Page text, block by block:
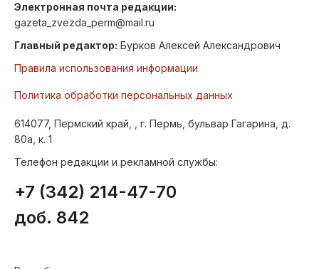
Электронная почта редакции:
gazeta_zvezda_perm@mail.ru
Главный редактор: Бурков Алексей Александрович
Правила использования информации
Политика обработки персональных данных
614077, Пермский край, , г. Пермь, бульвар Гагарина, д.
80а, к. 1
Телефон редакции и рекламной службы:
+7 (342) 214-47-70
доб. 842